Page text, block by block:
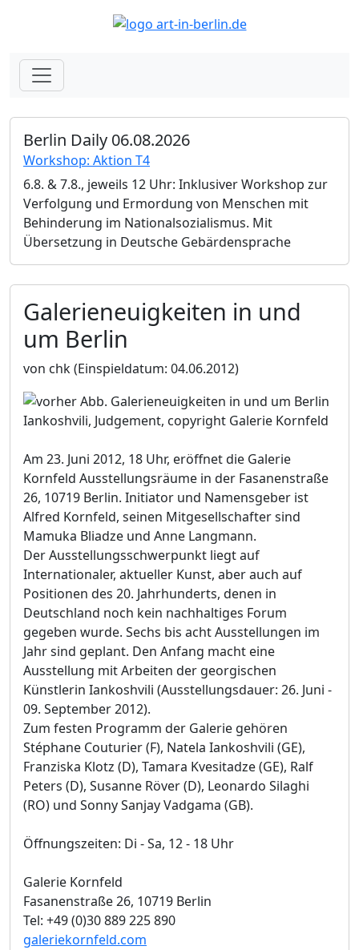
Berlin Daily 06.08.2026
Workshop: Aktion T4
6.8. & 7.8., jeweils 12 Uhr: Inklusiver Workshop zur
Verfolgung und Ermordung von Menschen mit
Behinderung im Nationalsozialismus. Mit
Übersetzung in Deutsche Gebärdensprache
Galerieneuigkeiten in und
um Berlin
von chk(Einspieldatum: 04.06.2012)
Iankoshvili, Judgement, copyright Galerie Kornfeld
Am 23. Juni 2012, 18 Uhr, eröffnet die Galerie
Kornfeld Ausstellungsräume in der Fasanenstraße
26, 10719 Berlin. Initiator und Namensgeber ist
Alfred Kornfeld, seinen Mitgesellschafter sind
Mamuka Bliadze und Anne Langmann.
Der Ausstellungsschwerpunkt liegt auf
Internationaler, aktueller Kunst, aber auch auf
Positionen des 20. Jahrhunderts, denen in
Deutschland noch kein nachhaltiges Forum
gegeben wurde. Sechs bis acht Ausstellungen im
Jahr sind geplant. Den Anfang macht eine
Ausstellung mit Arbeiten der georgischen
Künstlerin Iankoshvili (Ausstellungsdauer: 26. Juni -
09. September 2012).
Zum festen Programm der Galerie gehören
Stéphane Couturier (F), Natela Iankoshvili (GE),
Franziska Klotz (D), Tamara Kvesitadze (GE), Ralf
Peters (D), Susanne Röver (D), Leonardo Silaghi
(RO) und Sonny Sanjay Vadgama (GB).
Öffnungszeiten: Di - Sa, 12 - 18 Uhr
Galerie Kornfeld
Fasanenstraße 26, 10719 Berlin
Tel: +49 (0)30 889 225 890
galeriekornfeld.com